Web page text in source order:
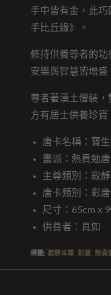
手中皆有金，此
手比丘緣》。
修持供養尊者的功
安樂與智慧皆增盛
尊者著漢土僧裝
方有居士供養珍寶
唐卡名稱：寶
畫派：熱貢勉唐
主尊類別：寂
唐卡類別：彩唐
尺寸：65cm x
供養者：真如
標籤: 寂靜本尊, 彩唐, 熱貢